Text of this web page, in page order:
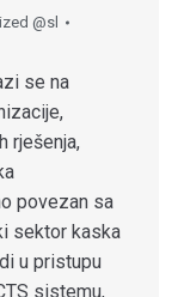
@sl
se na
rješenja,
povezan sa
sektor kaska
u pristupu
sistemu,